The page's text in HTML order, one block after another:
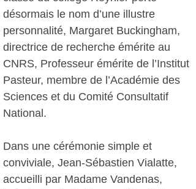
désormais le nom d’une illustre
personnalité, Margaret Buckingham,
directrice de recherche émérite au
CNRS, Professeur émérite de l’Institut
Pasteur, membre de l’Académie des
Sciences et du Comité Consultatif
National.
Dans une cérémonie simple et
conviviale, Jean-Sébastien Vialatte,
accueilli par Madame Vandenas,